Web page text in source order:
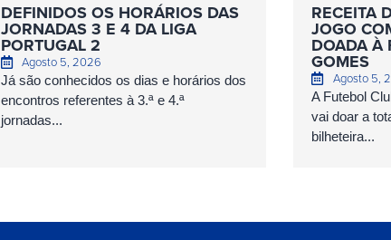
DEFINIDOS OS HORÁRIOS DAS
JORNADAS 3 E 4 DA LIGA
PORTUGAL 2
Agosto 5, 2026
Já são conhecidos os dias e horários dos
encontros referentes à 3.ª e 4.ª
jornadas...
RECEITA
JOGO
DOADA À
GOMES
Agosto 5,
A Futebol
vai doar a
bilheteira...